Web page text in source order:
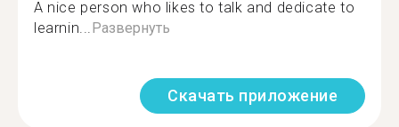
A nice person who likes to talk and dedicate to
learnin...Развернуть
Скачать приложение